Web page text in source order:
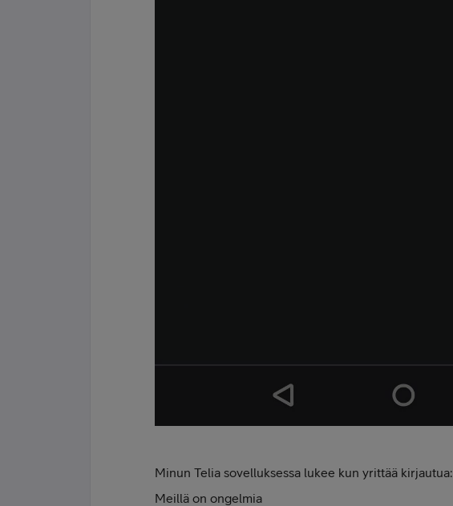
Minun Telia sovelluksessa lukee kun yrittää kirjautua:
Meillä on ongelmia